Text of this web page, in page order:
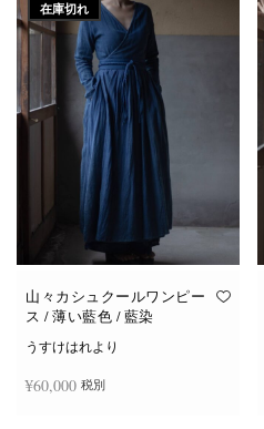
在庫切れ
山々カシュクールワンピー
ス / 薄い藍色 / 藍染
うすけはれより
¥60,000 税別